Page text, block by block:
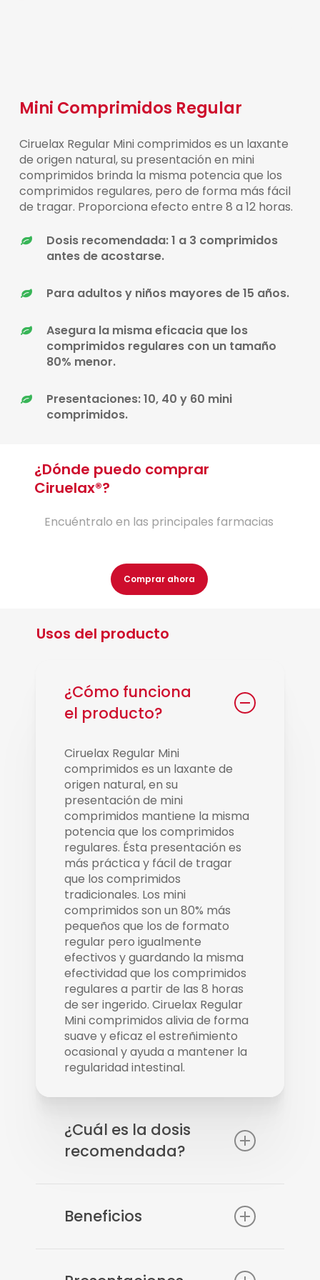
Mini Comprimidos Regular
Ciruelax Regular Mini comprimidos es un laxante
de origen natural, su presentación en mini
comprimidos brinda la misma potencia que los
comprimidos regulares, pero de forma más fácil
de tragar. Proporciona efecto entre 8 a 12 horas.
Dosis recomendada: 1 a 3 comprimidos
antes de acostarse.
Para adultos y niños mayores de 15 años.
Asegura la misma eficacia que los
comprimidos regulares con un tamaño
80% menor.
Presentaciones: 10, 40 y 60 mini
comprimidos.
¿Dónde puedo comprar
Ciruelax®?
Encuéntralo en las principales farmacias
Comprar ahora
Usos del producto
¿Cómo funciona
el producto?
Ciruelax Regular Mini
comprimidos es un laxante de
origen natural, en su
presentación de mini
comprimidos mantiene la misma
potencia que los comprimidos
regulares. Ésta presentación es
más práctica y fácil de tragar
que los comprimidos
tradicionales. Los mini
comprimidos son un 80% más
pequeños que los de formato
regular pero igualmente
efectivos y guardando la misma
efectividad que los comprimidos
regulares a partir de las 8 horas
de ser ingerido. Ciruelax Regular
Mini comprimidos alivia de forma
suave y eficaz el estreñimiento
ocasional y ayuda a mantener la
regularidad intestinal.
¿Cuál es la dosis
recomendada?
años: tomar 1 a 3 comprimidos
recubiertos antes de acostarse
Beneficios
naturales